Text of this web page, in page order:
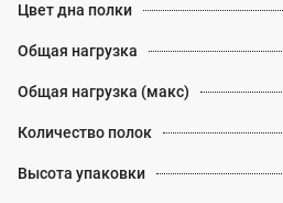
Цвет дна полки
Общая нагрузка
Общая нагрузка (макс)
Количество полок
Высота упаковки